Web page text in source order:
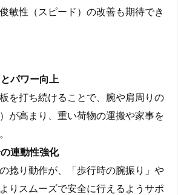
敏性（スピード）の改善も期待でき
パワー向上
を打ち続けることで、腕や肩周りの
が高まり、重い荷物の運搬や家事を
連動性強化
捻り動作が、「歩行時の腕振り」や
りスムーズで安全に行えるようサポ